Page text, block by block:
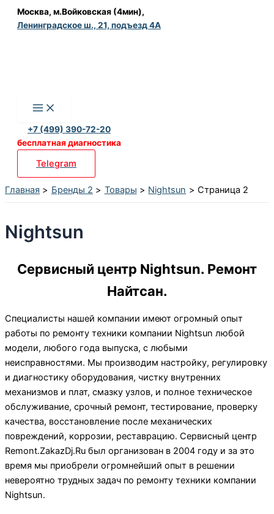
Перейти
Москва, м.Войковская (4мин),
Ленинградское ш., 21, подъезд 4А
+7 (499) 390-72-20
бесплатная диагностика
Telegram
Главная Бренды 2 Товары Nightsun Страница 2
Nightsun
Сервисный центр Nightsun. Ремонт
Найтсан.
Специалисты нашей компании имеют огромный опыт
работы по ремонту техники компании Nightsun любой
модели, любого года выпуска, с любыми
неисправностями. Мы производим настройку, регулировку
и диагностику оборудования, чистку внутренних
механизмов и плат, смазку узлов, и полное техническое
обслуживание, срочный ремонт, тестирование, проверку
качества, восстановление после механических
повреждений, коррозии, реставрацию. Сервисный центр
Remont.ZakazDj.Ru был организован в 2004 году и за это
время мы приобрели огромнейший опыт в решении
невероятно трудных задач по ремонту техники компании
Nightsun.